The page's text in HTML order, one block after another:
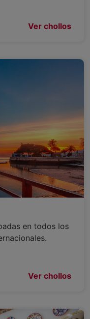
Ver chollos
en todos los
Ver chollos